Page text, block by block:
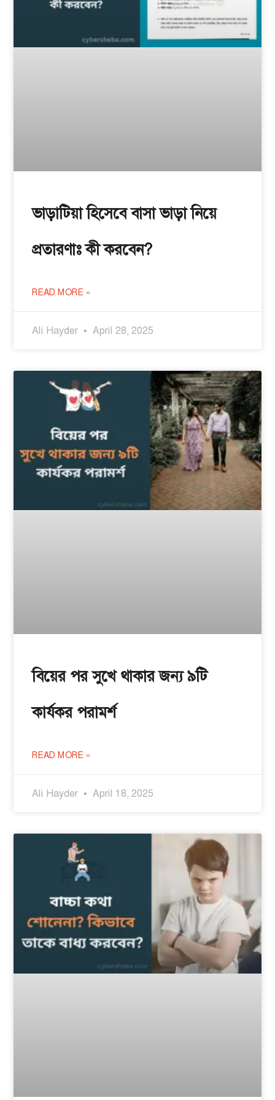
ভাড়াটিয়া হিসেবে বাসা ভাড়া নিয়ে
প্রতারণাঃ কী করবেন?
READ MORE »
Ali Hayder April 28, 2025
বিয়ের পর সুখে থাকার জন্য ৯টি
কার্যকর পরামর্শ
READ MORE »
Ali Hayder April 18, 2025